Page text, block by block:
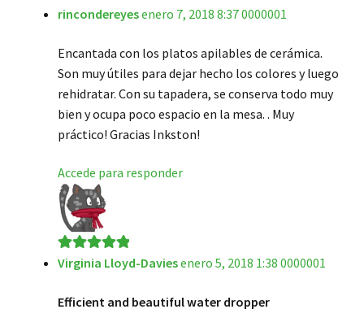
Valorado en5
rincondereyesenero 7, 2018 8:37 0000001
Encantada con los platos apilables de cerámica.
Son muy útiles para dejar hecho los colores y luego
rehidratar. Con su tapadera, se conserva todo muy
bien y ocupa poco espacio en la mesa. . Muy
práctico! Gracias Inkston!
Accede para responder
Valorado en5
Virginia Lloyd-Daviesenero 5, 2018 1:38 0000001
Efficient and beautiful water dropper